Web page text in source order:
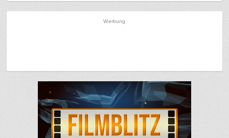
Werbung